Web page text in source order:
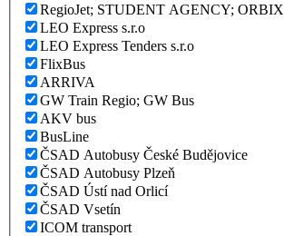
RegioJet; STUDENT AGENCY; ORBIX
LEO Express s.r.o
LEO Express Tenders s.r.o
FlixBus
ARRIVA
GW Train Regio; GW Bus
AKV bus
BusLine
ČSAD Autobusy České Budějovice
ČSAD Autobusy Plzeň
ČSAD Ústí nad Orlicí
ČSAD Vsetín
ICOM transport